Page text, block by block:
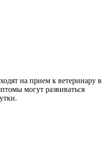
на прием к ветеринару в
могут развиваться